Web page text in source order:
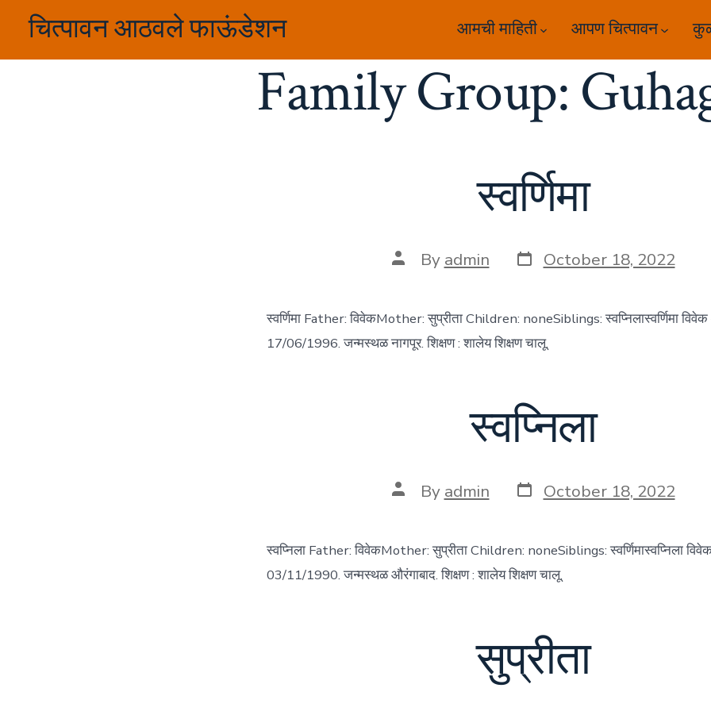
content
चित्पावन आठवले फाऊंडेशन आमची माहिती आपण चित्पावन
Family Group:
स्वर्णिमा
Post
author
By admin Post
date
October 18, 2022
स्वर्णिमा Father: विवेकMother: सुप्रीता Children: noneSiblings: स्वप्निलास्वर्णिमा
17/06/1996. जन्मस्थळ नागपूर. शिक्षण : शालेय शिक्षण चालू.
स्वप्निला
Post
author
By admin Post
date
October 18, 2022
स्वप्निला Father: विवेकMother: सुप्रीता Children: noneSiblings: स्वर्णिमास्वप्निला
03/11/1990. जन्मस्थळ औरंगाबाद. शिक्षण : शालेय शिक्षण चालू.
सुप्रीता